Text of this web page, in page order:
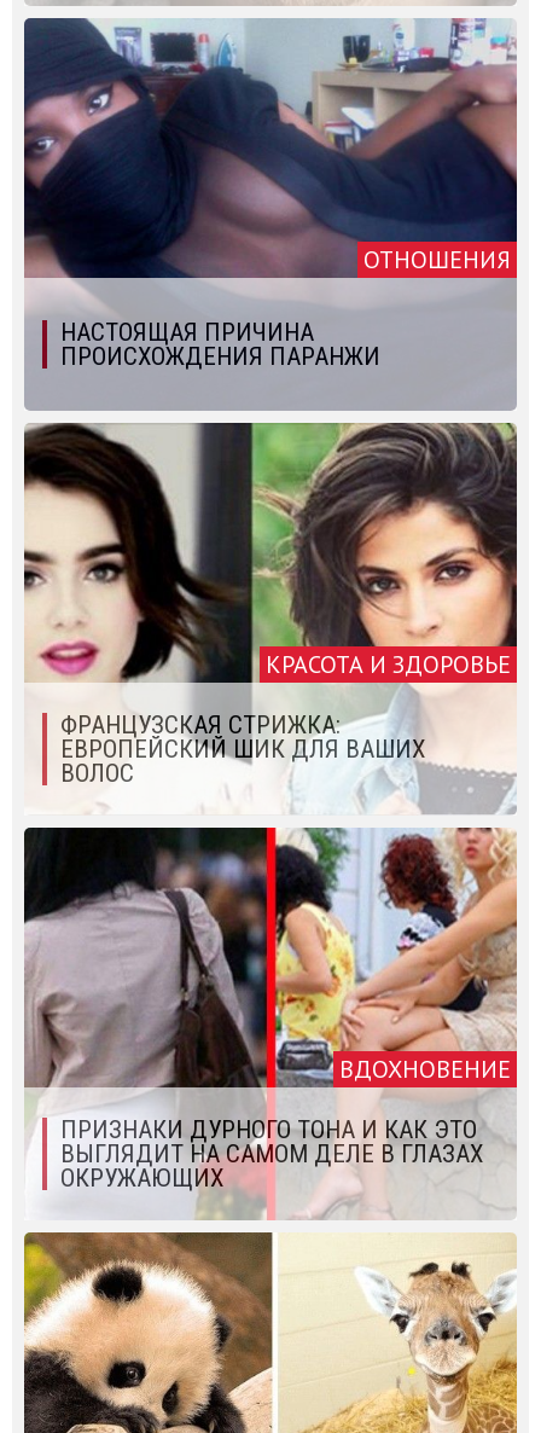
ОТНОШЕНИЯ
НАСТОЯЩАЯ ПРИЧИНА
ПРОИСХОЖДЕНИЯ ПАРАНЖИ
КРАСОТА И ЗДОРОВЬЕ
ФРАНЦУЗСКАЯ СТРИЖКА:
ЕВРОПЕЙСКИЙ ШИК ДЛЯ ВАШИХ
ВОЛОС
ВДОХНОВЕНИЕ
ПРИЗНАКИ ДУРНОГО ТОНА И КАК ЭТО
ВЫГЛЯДИТ НА САМОМ ДЕЛЕ В ГЛАЗАХ
ОКРУЖАЮЩИХ